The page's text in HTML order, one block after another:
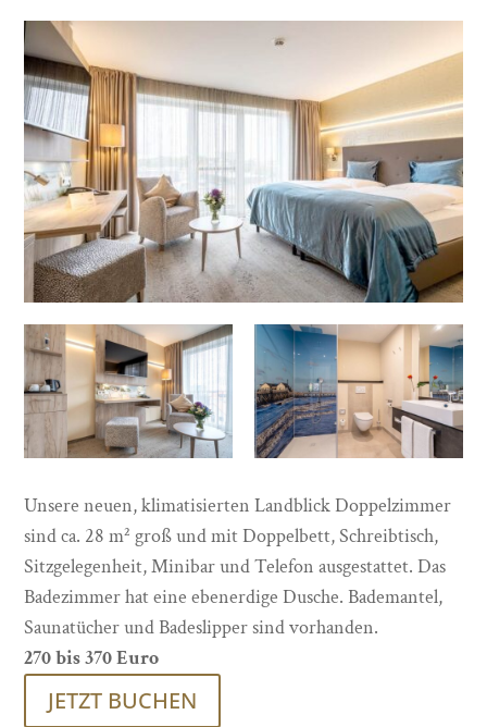
Unsere neuen, klimatisierten Landblick Doppelzimmer
sind ca. 28 m² groß und mit Doppelbett, Schreibtisch,
Sitzgelegenheit, Minibar und Telefon ausgestattet. Das
Badezimmer hat eine ebenerdige Dusche. Bademantel,
Saunatücher und Badeslipper sind vorhanden.
270 bis 370 Euro
JETZT BUCHEN